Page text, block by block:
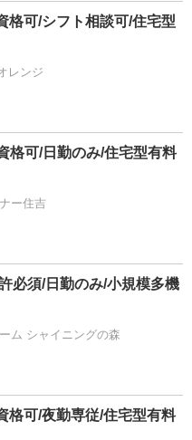
格可/シフト相談可/住宅型
レンジ
格可/日勤のみ/住宅型有料
ー住吉
必須/日勤のみ/小規模多機
ム シャイニングの森
格可/夜勤専従/住宅型有料